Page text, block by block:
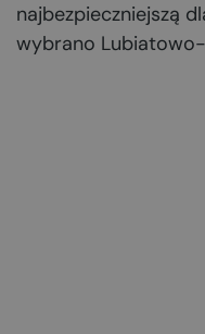
najbezpieczniejszą
wybrano